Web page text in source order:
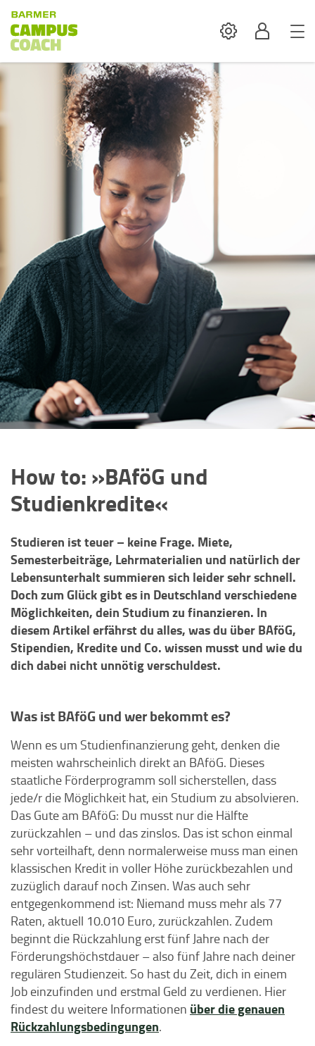
SettingsProfil
How to: »BAföG und
Studienkredite«
Studieren ist teuer – keine Frage. Miete,
Semesterbeiträge, Lehrmaterialien und natürlich der
Lebensunterhalt summieren sich leider sehr schnell.
Doch zum Glück gibt es in Deutschland verschiedene
Möglichkeiten, dein Studium zu finanzieren. In
diesem Artikel erfährst du alles, was du über BAföG,
Stipendien, Kredite und Co. wissen musst und wie du
dich dabei nicht unnötig verschuldest.
Was ist BAföG und wer bekommt es?
Wenn es um Studienfinanzierung geht, denken die
meisten wahrscheinlich direkt an BAföG. Dieses
staatliche Förderprogramm soll sicherstellen, dass
jede/r die Möglichkeit hat, ein Studium zu absolvieren.
Das Gute am BAföG: Du musst nur die Hälfte
zurückzahlen – und das zinslos. Das ist schon einmal
sehr vorteilhaft, denn normalerweise muss man einen
klassischen Kredit in voller Höhe zurückbezahlen und
zuzüglich darauf noch Zinsen. Was auch sehr
entgegenkommend ist: Niemand muss mehr als 77
Raten, aktuell 10.010 Euro, zurückzahlen. Zudem
beginnt die Rückzahlung erst fünf Jahre nach der
Förderungshöchstdauer – also fünf Jahre nach deiner
regulären Studienzeit. So hast du Zeit, dich in einem
Job einzufinden und erstmal Geld zu verdienen. Hier
findest du weitere Informationen über die genauen
Rückzahlungsbedingungen.